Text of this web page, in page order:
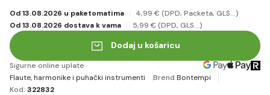
Od 13.08.2026 u paketomatima 4,99 € (DPD, Packeta, GLS...)
Od 13.08.2026 dostava k vama
5,99 € (DPD, GLS...)
Dodaj u košaricu
Sigurne online uplate
Flaute, harmonike i puhački instrumenti
Brend Bontempi
Kod: 322832